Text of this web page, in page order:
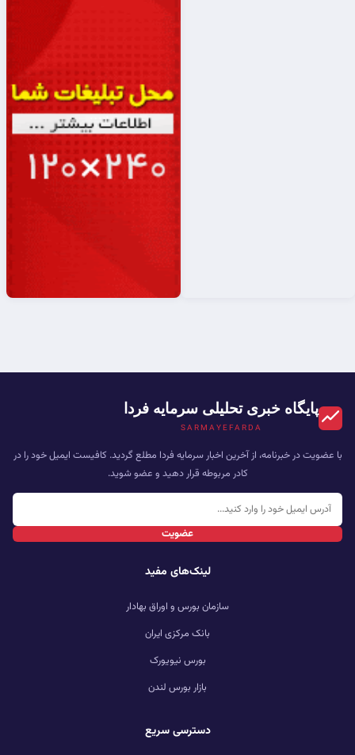
پایگاه خبری تحلیلی سرمایه فردا
SARMAYEFARDA
با عضویت در خبرنامه، از آخرین اخبار سرمایه فردا مطلع گردید. کافیست ایمیل خود را در
کادر مربوطه قرار دهید و عضو شوید.
عضویت
لینک‌های مفید
سازمان بورس و اوراق بهادار
بانک مرکزی ایران
بورس نیویورک
بازار بورس لندن
دسترسی سریع